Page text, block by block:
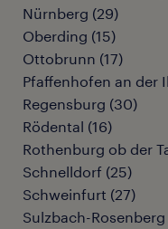
Nürnberg (29)
Oberding (15)
Ottobrunn (17)
Pfaffenhofen an der
Regensburg (30)
Rödental (16)
Rothenburg ob der
Schnelldorf (25)
Schweinfurt (27)
Sulzbach-Rosenberg